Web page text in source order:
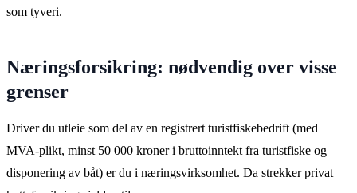
som tyveri.
Næringsforsikring: nødvendig over visse
grenser
Driver du utleie som del av en registrert turistfiskebedrift (med
MVA-plikt, minst 50 000 kroner i bruttoinntekt fra turistfiske og
disponering av båt) er du i næringsvirksomhet. Da strekker privat